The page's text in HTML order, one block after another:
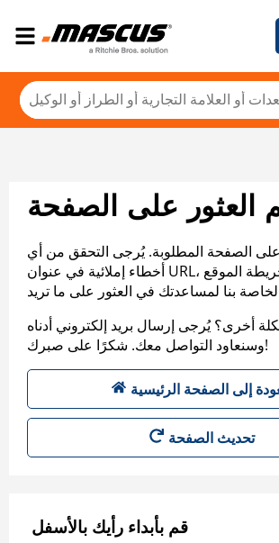
العثور على الصفحة
على الصفحة المطلوبة. يُرجى التحقق من أي
أخطاء إملائية في عنوان URL، أو عرض خريطة الموقع
أخرى؟ يُرجى إرسال بريد إلكتروني أدناه
وسنعاود التواصل معك. شكرًا على صبرك!
إلى الصفحة الرئيسية
تحديث الصفحة
قم بأبداء رأيك بالأسفل